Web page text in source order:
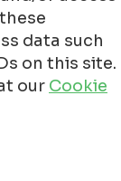
data such
on this site.
our Cookie